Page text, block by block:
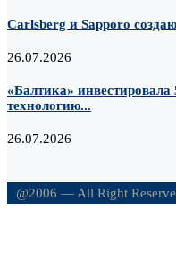
Carlsberg и Sapporo
26.07.2026
«Балтика»
технологию...
26.07.2026
@2006 — All Right